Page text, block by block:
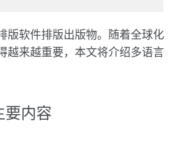
版软件排版出版物。随着全球化
越来越重要，本文将介绍多语言
要内容